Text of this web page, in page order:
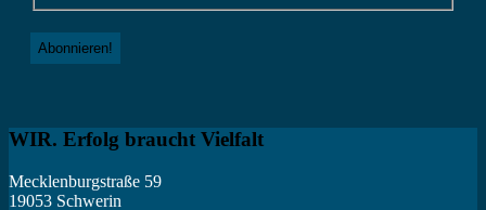
WIR. Erfolg braucht Vielfalt
Mecklenburgstraße 59
19053 Schwerin